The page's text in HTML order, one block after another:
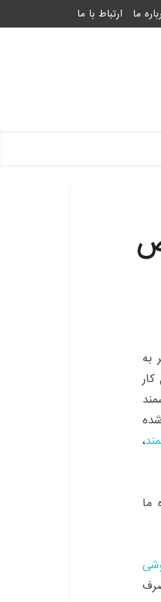
ما ارتباط با ما
به
،
ما